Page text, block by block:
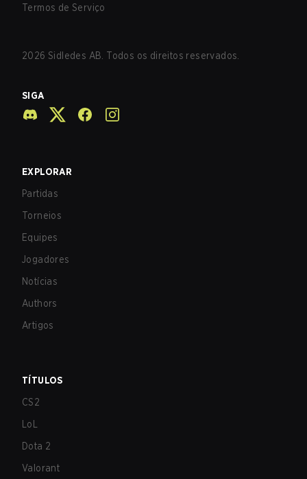
Termos de Serviço
2026 Sidledes AB. Todos os direitos reservados.
SIGA
EXPLORAR
Partidas
Torneios
Equipes
Jogadores
Notícias
Authors
Artigos
TÍTULOS
CS2
LoL
Dota 2
Valorant